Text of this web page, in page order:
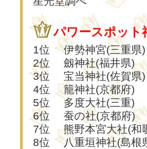
パワースポット
1位 伊勢神宮(三重県)
2位 劔神社(福井県)
3位 宝当神社(佐賀県)
4位 籠神社(京都府)
5位 多度大社(三重)
6位 蚕の社(京都府)
7位 熊野本宮大社(和
8位 八重垣神社(島根